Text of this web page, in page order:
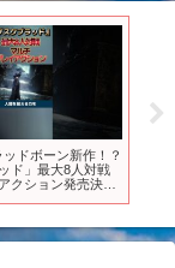
ドボーン新作！？
ド」最大8人対戦
クション発売決